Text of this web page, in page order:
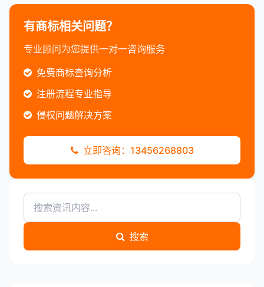
搜索
有商标相关问题？
专业顾问为您提供一对一咨询服务
免费商标查询分析
注册流程专业指导
侵权问题解决方案
立即咨询：13456268803